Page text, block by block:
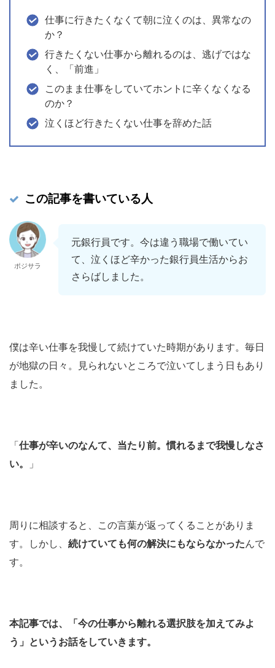
仕事に行きたくなくて朝に泣くのは、異常なの
か？
行きたくない仕事から離れるのは、逃げではな
く、「前進」
このまま仕事をしていてホントに辛くなくなる
のか？
泣くほど行きたくない仕事を辞めた話
この記事を書いている人
ポジサラ
元銀行員です。今は違う職場で働いてい
て、泣くほど辛かった銀行員生活からお
さらばしました。
僕は辛い仕事を我慢して続けていた時期があります。毎日
が地獄の日々。見られないところで泣いてしまう日もあり
ました。
「 仕事が辛いのなんて、当たり前。慣れるまで我慢しなさ
い。
」
周りに相談すると、この言葉が返ってくることがありま
す。しかし、 続けていても何の解決にもならなかったんで
す。
本記事では、「今の仕事から離れる選択肢を加えてみよ
う」というお話をしていきます。